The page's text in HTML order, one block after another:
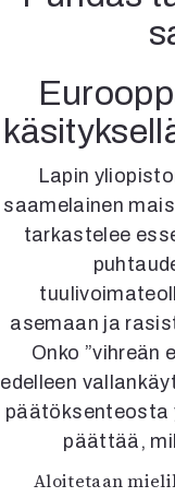
Lapin
saamelainen
tarkastelee
asemaan ja
Onko ”vihreän
edelleen
päätöksenteosta
päättää,
Aloitetaan